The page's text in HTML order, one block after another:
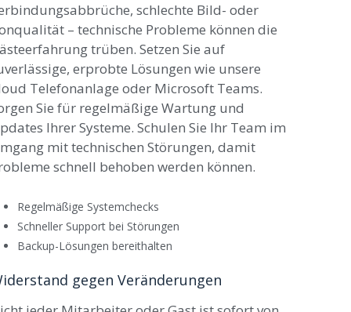
schlechte Bild- oder
– technische Probleme können die
trüben. Setzen Sie auf
erprobte Lösungen wie unsere
Telefonanlage oder Microsoft Teams.
Sie für regelmäßige Wartung und
Ihrer Systeme. Schulen Sie Ihr Team im
mit technischen Störungen, damit
schnell behoben werden können.
Regelmäßige Systemchecks
Schneller Support bei Störungen
Backup-Lösungen bereithalten
gegen Veränderungen